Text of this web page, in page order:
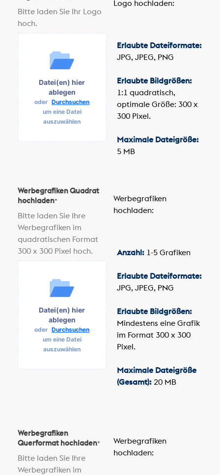
Bitte laden Sie Ihr Logo
hoch.
Datei(en) hier
ablegen
oder Durchsuchen
um eine Datei
auszuwählen
Logo hochladen:
Erlaubte Dateiformate:
JPG, JPEG, PNG
Erlaubte Bildgrößen:
1:1 quadratisch,
optimale Größe: 300 x
300 Pixel.
Maximale Dateigröße:
5 MB
Werbegrafiken Quadrat
hochladen*
Bitte laden Sie Ihre
Werbegrafiken im
quadratischen Format
300 x 300 Pixel hoch.
Datei(en) hier
ablegen
oder Durchsuchen
um eine Datei
auszuwählen
Werbegrafiken
hochladen:
Anzahl:1-5 Grafiken
Erlaubte Dateiformate:
JPG, JPEG, PNG
Erlaubte Bildgrößen:
Mindestens eine Grafik
im Format 300 x 300
Pixel.
Maximale Dateigröße
(Gesamt):20 MB
Werbegrafiken
Querformat hochladen*
Bitte laden Sie Ihre
Werbegrafiken im
Werbegrafiken
hochladen: